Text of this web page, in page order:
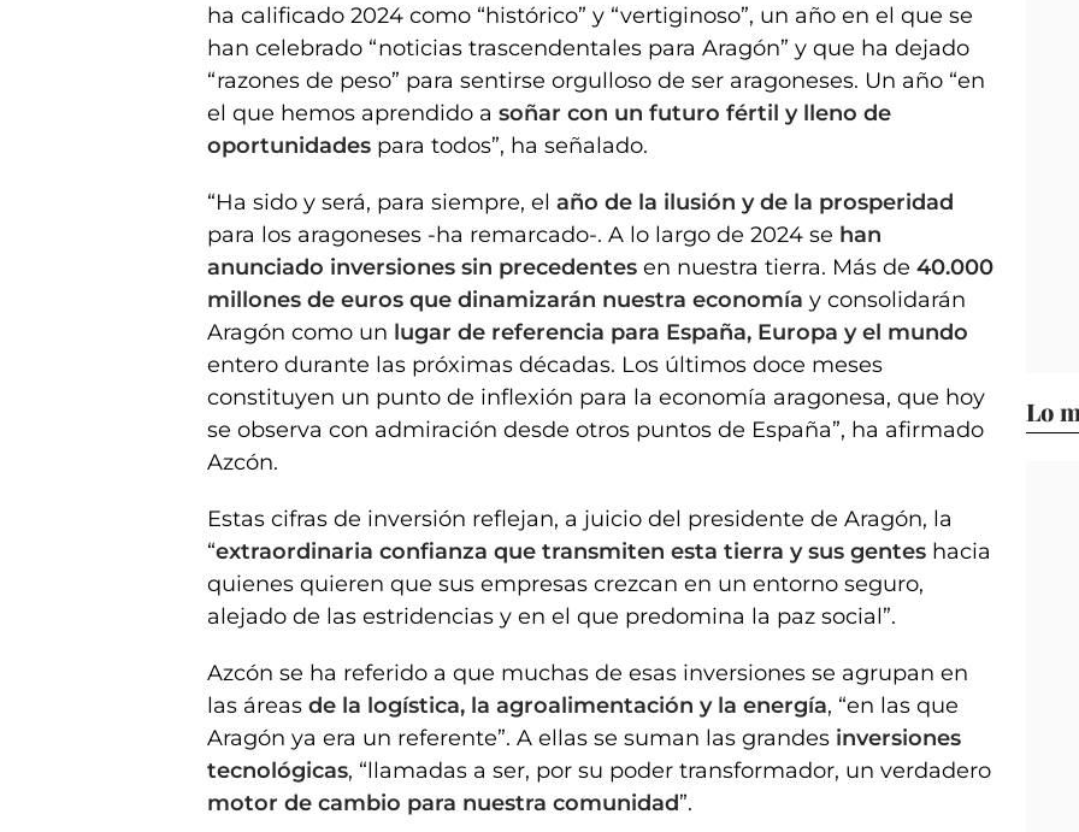
ha calificado 2024 como “histórico” y “vertiginoso”, un año en el que se
han celebrado “noticias trascendentales para Aragón” y que ha dejado
“razones de peso” para sentirse orgulloso de ser aragoneses. Un año “en
el que hemos aprendido a soñar con un futuro fértil y lleno de
oportunidades para todos”, ha señalado.
“Ha sido y será, para siempre, el año de la ilusión y de la prosperidad
para los aragoneses -ha remarcado-. A lo largo de 2024 se han
anunciado inversiones sin precedentes en nuestra tierra. Más de 40.000
millones de euros que dinamizarán nuestra economía y consolidarán
Aragón como un lugar de referencia para España, Europa y el mundo
entero durante las próximas décadas. Los últimos doce meses
constituyen un punto de inflexión para la economía aragonesa, que hoy
se observa con admiración desde otros puntos de España”, ha afirmado
Azcón.
Estas cifras de inversión reflejan, a juicio del presidente de Aragón, la
“extraordinaria confianza que transmiten esta tierra y sus gentes hacia
quienes quieren que sus empresas crezcan en un entorno seguro,
alejado de las estridencias y en el que predomina la paz social”.
Azcón se ha referido a que muchas de esas inversiones se agrupan en
las áreas de la logística, la agroalimentación y la energía, “en las que
Aragón ya era un referente”. A ellas se suman las grandes inversiones
tecnológicas, “llamadas a ser, por su poder transformador, un verdadero
motor de cambio para nuestra comunidad”.
Lo